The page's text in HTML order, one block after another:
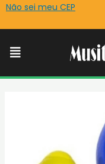
Não sei meu CEP
Menu
COLORIDO